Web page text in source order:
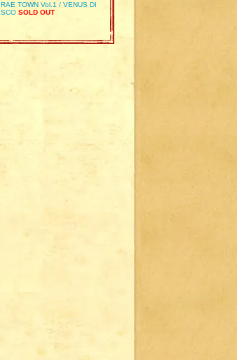
RAE TOWN Vol.1 / VENUS DI
SCO SOLD OUT